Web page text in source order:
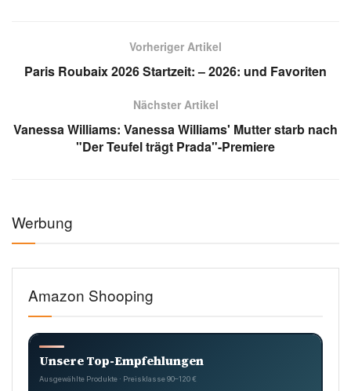
Vorheriger Artikel
Paris Roubaix 2026 Startzeit: – 2026: und Favoriten
Nächster Artikel
Vanessa Williams: Vanessa Williams' Mutter starb nach
"Der Teufel trägt Prada"-Premiere
Werbung
Amazon Shooping
Unsere Top-Empfehlungen
Ausgewählte Produkte · Preisklasse 90–120 €